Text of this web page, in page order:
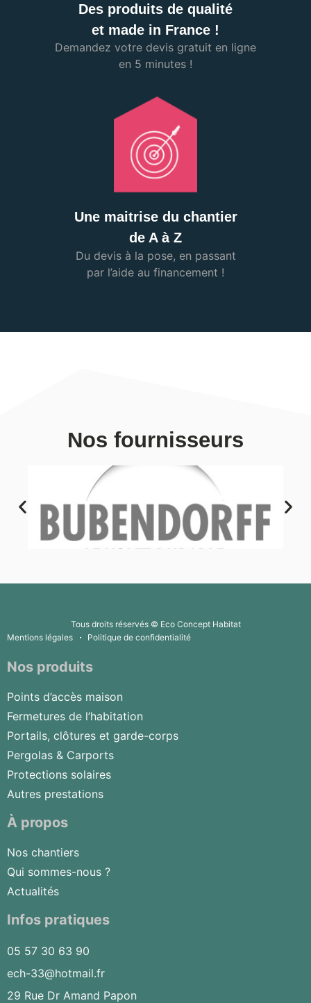
Des produits de qualité
et made in France !
Demandez votre devis gratuit en ligne
en 5 minutes !
Une maitrise du chantier
de A à Z
Du devis à la pose, en passant
par l’aide au financement !
Nos fournisseurs
Tous droits réservés © Eco Concept Habitat
Mentions légales
Politique de confidentialité
Nos produits
Points d’accès maison
Fermetures de l’habitation
Portails, clôtures et garde-corps
Pergolas & Carports
Protections solaires
Autres prestations
À propos
Nos chantiers
Qui sommes-nous ?
Actualités
Infos pratiques
05 57 30 63 90
ech-33@hotmail.fr
29 Rue Dr Amand Papon